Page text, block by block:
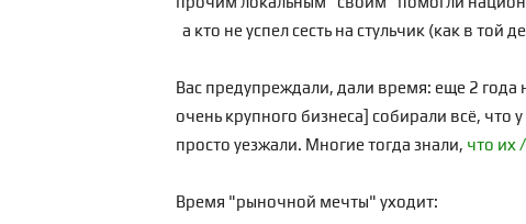
а кто не успел сесть на стульчик (как в той
Вас предупреждали, дали время: еще 2 года
очень крупного бизнеса] собирали всё, что
просто уезжали. Многие тогда знали, что их
Время "рыночной мечты" уходит: